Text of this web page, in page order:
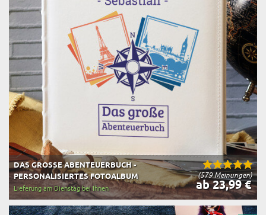
(579 Meinungen)
DAS GROSSE ABENTEUERBUCH - P
ERSONALISIERTES FOTOALBUM
ab 23,99 €
Lieferung am Dienstag bei Ihnen